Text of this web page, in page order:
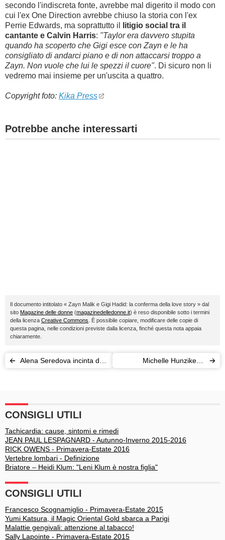
secondo l'indiscreta fonte, avrebbe mal digerito il modo con
cui l'ex One Direction avrebbe chiuso la storia con l'ex
Perrie Edwards, ma soprattutto il
litigio social tra il
cantante e Calvin Harris: "Taylor era davvero stupita
quando ha scoperto che Gigi esce con Zayn e le ha
consigliato di andarci piano e di non attaccarsi troppo a
Zayn. Non vuole che lui le spezzi il cuore". Di sicuro non li
vedremo mai insieme per un'uscita a quattro.
Copyright foto: Kika Press
Potrebbe anche interessarti
Il documento intitolato « Zayn Malik e Gigi Hadid: la conferma della love story » dal
sito Magazine delle donne (magazinedelledonne.it) è reso disponibile sotto i termini
della licenza Creative Commons . È possibile copiare, modificare delle copie di
questa pagina, nelle condizioni previste dalla licenza, finché questa nota appaia
chiaramente.
Alena Seredova incinta di
Michelle Hunziker e
CONSIGLI UTILI
Tachicardia: cause, sintomi e rimedi
JEAN PAUL LESPAGNARD - Autunno-Inverno 2015-2016
RICK OWENS - Primavera-Estate 2016
Vertebre lombari - Definizione
Briatore – Heidi Klum: "Leni Klum è nostra figlia"
CONSIGLI UTILI
Francesco Scognamiglio - Primavera-Estate 2015
Yumi Katsura, il Magic Oriental Gold sbarca a Parigi
Malattie gengivali: attenzione al tabacco!
Sally Lapointe - Primavera-Estate 2015